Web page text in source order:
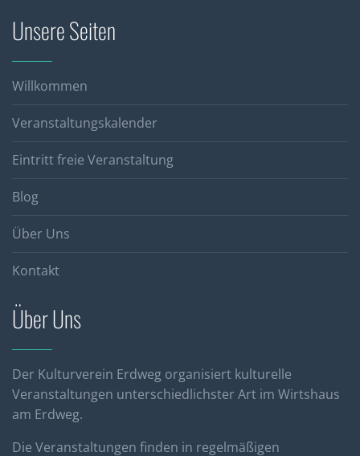
Unsere Seiten
Willkommen
Veranstaltungskalender
Eintritt freie Veranstaltung
Blog
Über Uns
Kontakt
Über Uns
Der Kulturverein Erdweg organisiert kulturelle
Veranstaltungen unterschiedlichster Art im Wirtshaus
am Erdweg.
Die Veranstaltungen finden in regelmäßigen